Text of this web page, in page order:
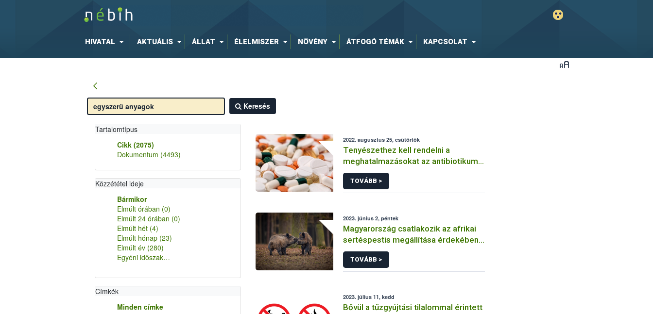
HIVATAL AKTUÁLIS ÁLLAT ÉLELMISZER NÖVÉNY ÁTFOGÓ TÉMÁK KAPCSOLAT
Keresés
Tartalomtípus
Cikk (2075)
Dokumentum (4493)
Közzététel ideje
Bármikor
Elmúlt órában (0)
Elmúlt 24 órában (0)
Elmúlt hét (4)
Elmúlt hónap (23)
Elmúlt év (280)
Egyéni időszak…
Címkék
Minden címke
2022. augusztus 25, csütörtök
Tenyészethez kell rendelni a
meghatalmazásokat az antibiotikum
felhasználás jelentési rendszerben
TOVÁBB >
2023. június 2, péntek
Magyarország csatlakozik az afrikai
sertéspestis megállítása érdekében
indított európai kampányhoz
(#StopASF)
TOVÁBB >
2023. július 11, kedd
Bővül a tűzgyújtási tilalommal érintett